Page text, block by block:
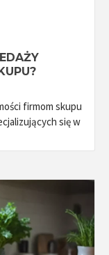
firmom skupu
się w